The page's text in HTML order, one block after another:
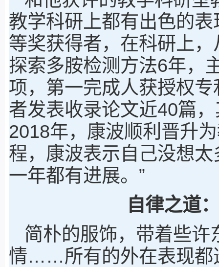
教学科研上都有出色的
等奖获得者，在科研上
探索多胺检测方法6年，
项，第一完成人获授权
者发表收录论文近40篇
2018年，康波顺利晋升
程，康波表示自己没想
一年都有进展。”
自律之道
简朴的服饰，带着些
情……所有的外在表现都